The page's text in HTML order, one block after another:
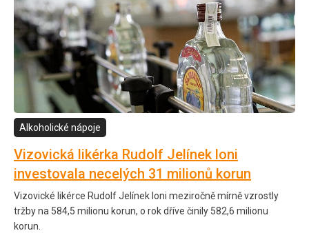
Alkoholické nápoje
Vizovická likérka Rudolf Jelínek loni
investovala necelých 31 milionů korun
Vizovické likérce Rudolf Jelínek loni meziročně mírně vzrostly
tržby na 584,5 milionu korun, o rok dříve činily 582,6 milionu
korun.